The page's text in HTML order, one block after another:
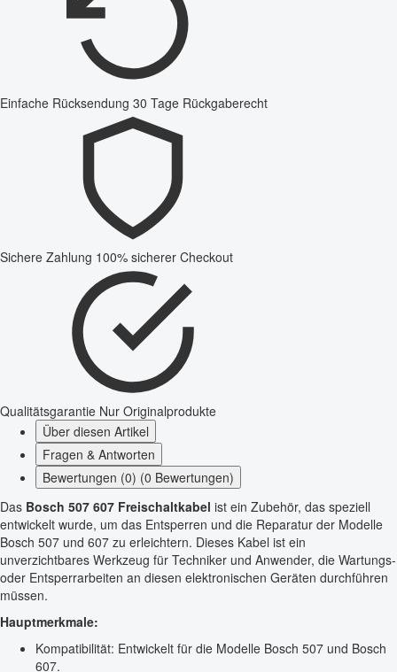
Einfache Rücksendung 30 Tage Rückgaberecht
Sichere Zahlung 100% sicherer Checkout
Qualitätsgarantie Nur Originalprodukte
Über diesen Artikel
Fragen & Antworten
Bewertungen (0) (0 Bewertungen)
Das Bosch 507 607 Freischaltkabel ist ein Zubehör, das speziell
entwickelt wurde, um das Entsperren und die Reparatur der Modelle
Bosch 507 und 607 zu erleichtern. Dieses Kabel ist ein
unverzichtbares Werkzeug für Techniker und Anwender, die Wartungs-
oder Entsperrarbeiten an diesen elektronischen Geräten durchführen
müssen.
Hauptmerkmale:
Kompatibilität: Entwickelt für die Modelle Bosch 507 und Bosch
607.